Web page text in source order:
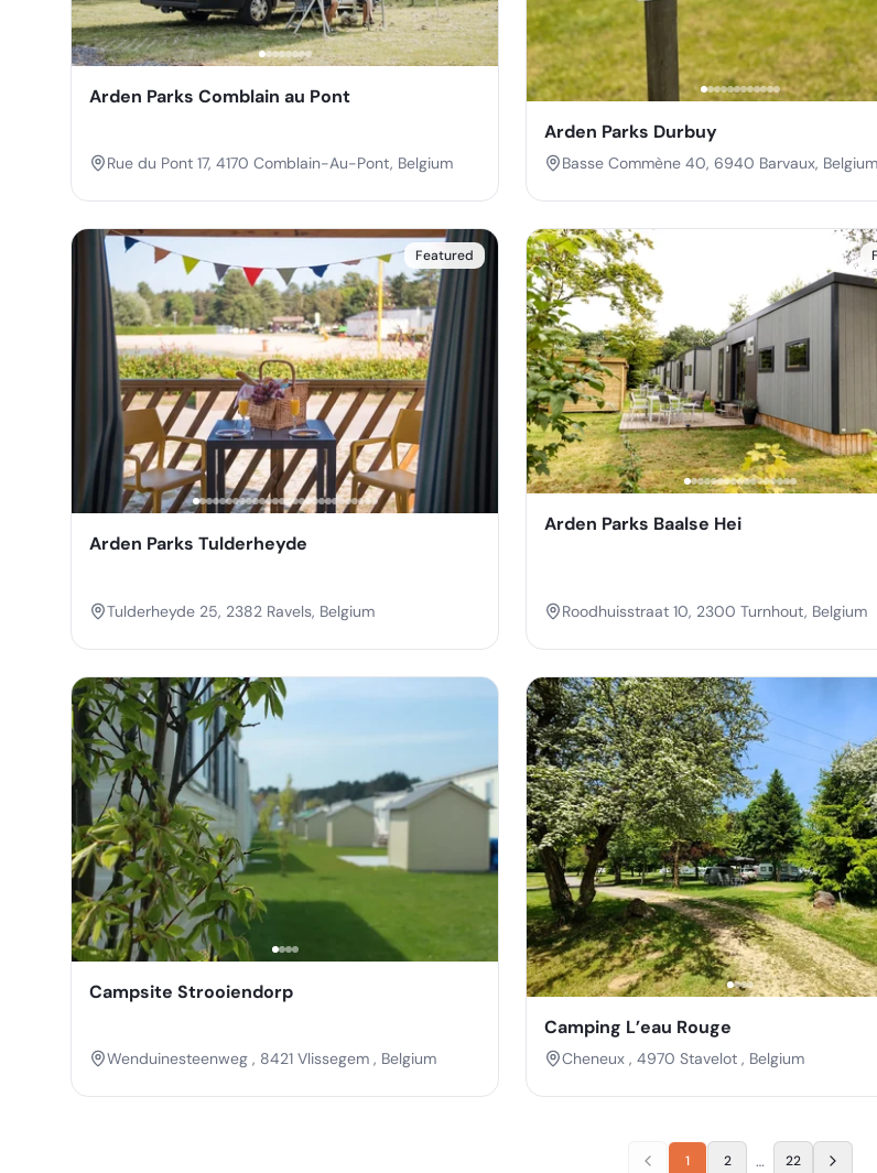
Arden Parks Comblain au Pont
Rue du Pont 17, 4170 Comblain-Au-Pont, Belgium
Arden Parks Durbuy
Basse Commène 40, 6940 Barvaux, Belgium
Featured
Arden Parks Tulderheyde
Tulderheyde 25, 2382 Ravels, Belgium
Arden Parks Baalse Hei
Roodhuisstraat 10, 2300 Turnhout, Belgium
Campsite Strooiendorp
Wenduinesteenweg , 8421 Vlissegem , Belgium
Camping L’eau Rouge
Cheneux , 4970 Stavelot , Belgium
1 2 … 22